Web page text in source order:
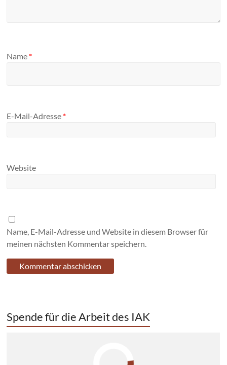
Name *
E-Mail-Adresse *
Website
Name, E-Mail-Adresse und Website in diesem Browser für
meinen nächsten Kommentar speichern.
Spende für die Arbeit des IAK